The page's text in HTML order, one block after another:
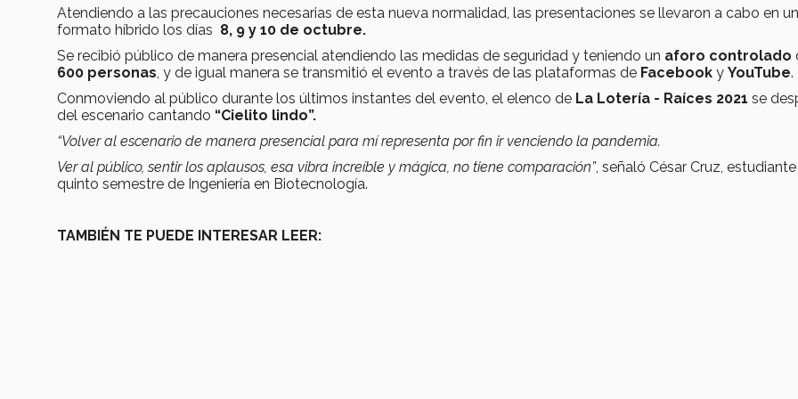
Atendiendo a las precauciones necesarias de esta nueva normalidad, las presentaciones se llevaron a cabo en un
formato híbrido los días 8, 9 y 10 de octubre.
Se recibió público de manera presencial atendiendo las medidas de seguridad y teniendo un aforo controlado
600 personas, y de igual manera se transmitió el evento a través de las plataformas de Facebook y YouTube.
Conmoviendo al público durante los últimos instantes del evento, el elenco de La Lotería - Raíces 2021 se
del escenario cantando “Cielito lindo”.
“Volver al escenario de manera presencial para mí representa por fin ir venciendo la pandemia.
Ver al público, sentir los aplausos, esa vibra increíble y mágica, no tiene comparación”, señaló César Cruz,
quinto semestre de Ingeniería en Biotecnología.
TAMBIÉN TE PUEDE INTERESAR LEER: